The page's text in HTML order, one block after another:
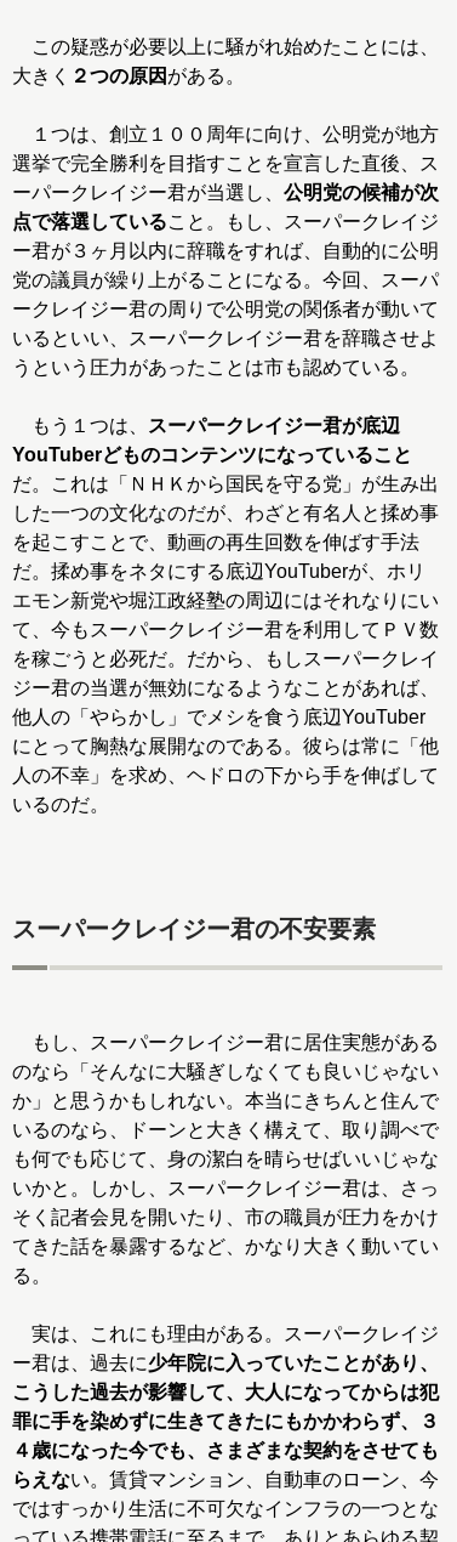
この疑惑が必要以上に騒がれ始めたことには、
大きく ２つの原因 がある。
１つは、創立１００周年に向け、公明党が地方
選挙で完全勝利を目指すことを宣言した直後、ス
ーパークレイジー君が当選し、 公明党の候補が次
点で落選していること。もし、スーパークレイジ
ー君が３ヶ月以内に辞職をすれば、自動的に公明
党の議員が繰り上がることになる。今回、スーパ
ークレイジー君の周りで公明党の関係者が動いて
いるといい、スーパークレイジー君を辞職させよ
うという圧力があったことは市も認めている。
もう１つは、
スーパークレイジー君が底辺
YouTuberどものコンテンツになっていること
だ。これは「ＮＨＫから国民を守る党」が生み出
した一つの文化なのだが、わざと有名人と揉め事
を起こすことで、動画の再生回数を伸ばす手法
だ。揉め事をネタにする底辺YouTuberが、ホリ
エモン新党や堀江政経塾の周辺にはそれなりにい
て、今もスーパークレイジー君を利用してＰＶ数
を稼ごうと必死だ。だから、もしスーパークレイ
ジー君の当選が無効になるようなことがあれば、
他人の「やらかし」でメシを食う底辺YouTuber
にとって胸熱な展開なのである。彼らは常に「他
人の不幸」を求め、ヘドロの下から手を伸ばして
いるのだ。
スーパークレイジー君の不安要素
もし、スーパークレイジー君に居住実態がある
のなら「そんなに大騒ぎしなくても良いじゃない
か」と思うかもしれない。本当にきちんと住んで
いるのなら、ドーンと大きく構えて、取り調べで
も何でも応じて、身の潔白を晴らせばいいじゃな
いかと。しかし、スーパークレイジー君は、さっ
そく記者会見を開いたり、市の職員が圧力をかけ
てきた話を暴露するなど、かなり大きく動いてい
る。
実は、これにも理由がある。スーパークレイジ
ー君は、過去に少年院に入っていたことがあり、
こうした過去が影響して、大人になってからは犯
罪に手を染めずに生きてきたにもかかわらず、３
４歳になった今でも、さまざまな契約をさせても
らえない。賃貸マンション、自動車のローン、今
ではすっかり生活に不可欠なインフラの一つとな